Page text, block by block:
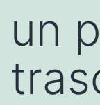
un